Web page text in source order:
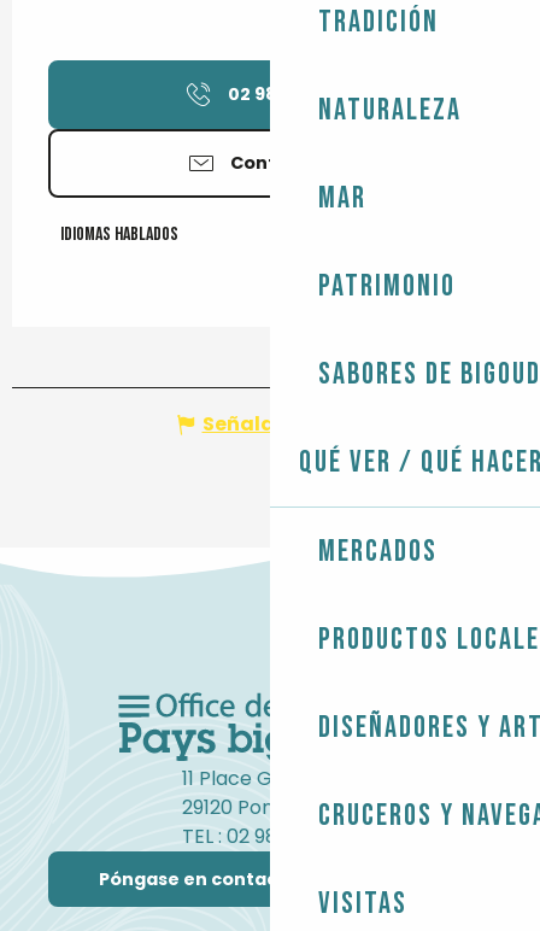
Tradición
Naturaleza
Mar
Patrimonio
Sabores de
Qué ver / Qué
Mercados
Productos
Diseñadores y
Cruceros y
Visitas
02 98 91 35 ▒▒
Contáctenos
Idiomas hablados
Idiomas hablados
Señalar un error
11 Place Gambetta
29120 Pont-l'Abbé
TEL : 02 98 82 37 99
Póngase en contacto con nosotros